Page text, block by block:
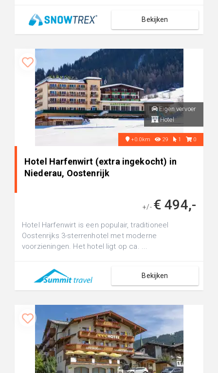
Bekijken
Eigen vervoer
Hotel
+0.0km 29 1 0
Hotel Harfenwirt (extra ingekocht) in
Niederau, Oostenrijk
+/- € 494,-
Hotel Harfenwirt is een populair, traditioneel
Oostenrijks 3-sterrenhotel met moderne
voorzieningen. Het hotel ligt op ca. ...
Bekijken